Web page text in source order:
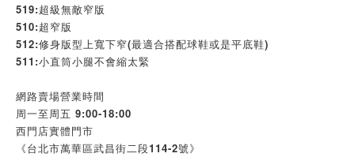
519:超級無敵窄版
510:超窄版
512:修身版型上寬下窄(最適合搭配球鞋或是平底鞋)
511:小直筒小腿不會縮太緊
網路賣場營業時間
周一至周五 9:00-18:00
西門店實體門市
《台北市萬華區武昌街二段114-2號》